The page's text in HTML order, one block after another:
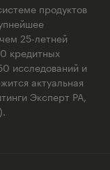
продуктов
25-летней
кредитных
исследований и
актуальная
Эксперт РА,